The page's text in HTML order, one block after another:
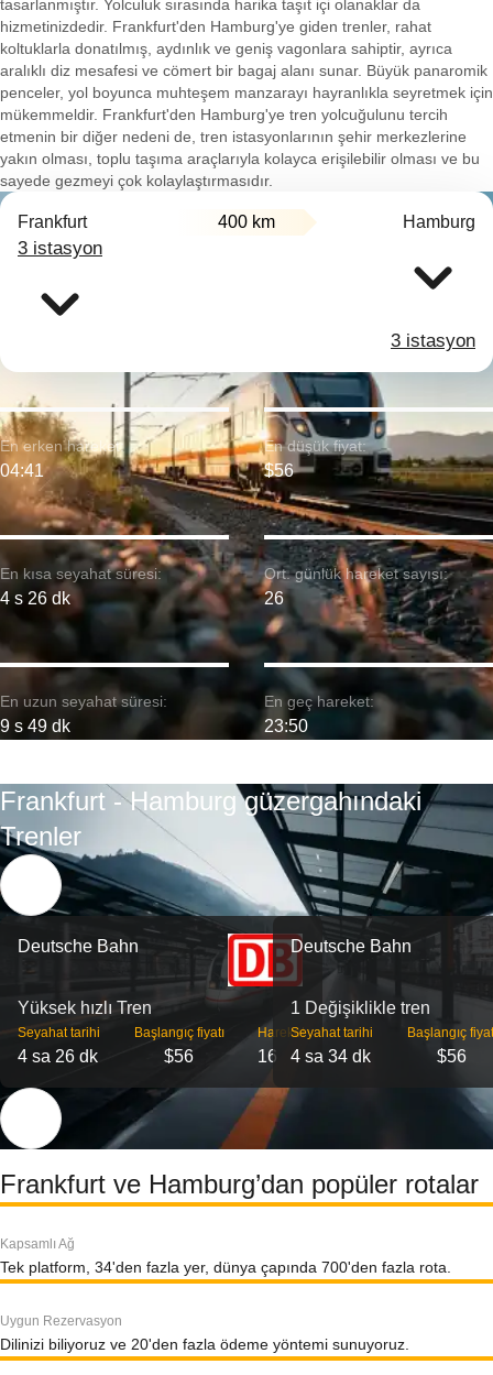
tasarlanmıştır. Yolculuk sırasında harika taşıt içi olanaklar da
hizmetinizdedir. Frankfurt'den Hamburg'ye giden trenler, rahat
koltuklarla donatılmış, aydınlık ve geniş vagonlara sahiptir, ayrıca
aralıklı diz mesafesi ve cömert bir bagaj alanı sunar. Büyük panaromik
penceler, yol boyunca muhteşem manzarayı hayranlıkla seyretmek için
mükemmeldir. Frankfurt'den Hamburg'ye tren yolcuğulunu tercih
etmenin bir diğer nedeni de, tren istasyonlarının şehir merkezlerine
yakın olması, toplu taşıma araçlarıyla kolayca erişilebilir olması ve bu
sayede gezmeyi çok kolaylaştırmasıdır.
Frankfurt 400 km Hamburg
3 istasyon
3 istasyon
En kısa seyahat süresi:
4 s 26 dk
En erken hareket:
04:41
En uzun seyahat süresi:
9 s 49 dk
En düşük fiyat:
$56
Ort. günlük hareket sayısı:
26
En geç hareket:
23:50
Frankfurt - Hamburg güzergahındaki
Trenler
Deutsche Bahn
Yüksek hızlı Tren
Seyahat tarihi
4 sa 26 dk
Başlangıç ​​fiyatı
$56
Hareket
16
Deutsche Bahn
1 Değişiklikle tren
Seyahat tarihi
4 sa 34 dk
Başlangıç
$56
Frankfurt ve Hamburg’dan popüler rotalar
Kapsamlı Ağ
Tek platform, 34'den fazla yer, dünya çapında 700'den fazla rota.
Uygun Rezervasyon
Dilinizi biliyoruz ve 20'den fazla ödeme yöntemi sunuyoruz.